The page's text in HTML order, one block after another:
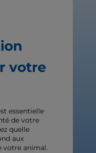
votre
essentielle
de votre
quelle
aux
votre animal.